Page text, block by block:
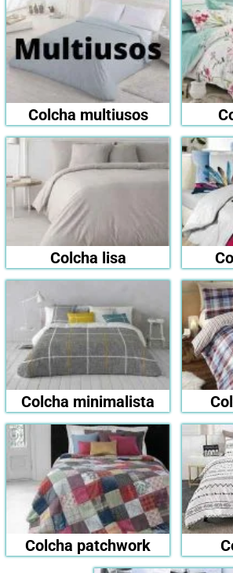
Colcha multiusos
Colcha lisa
Colcha minimalista
Colcha patchwork